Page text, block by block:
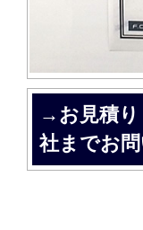
→お見積り
社までお